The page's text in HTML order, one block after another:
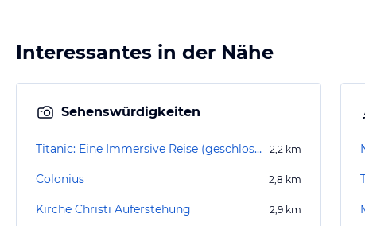
Interessantes in der Nähe
Sehenswürdigkeiten
Titanic: Eine Immersive Reise (geschlossen) 2,2 km
Colonius 2,8 km
Kirche Christi Auferstehung 2,9 km